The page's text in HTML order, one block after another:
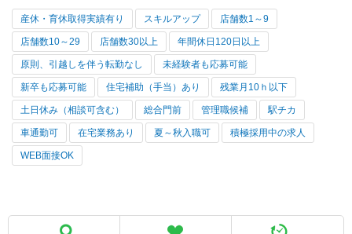
産休・育休取得実績有り スキルアップ 店舗数1～9
店舗数10～29 店舗数30以上 年間休日120日以上
原則、引越しを伴う転勤なし 未経験者も応募可能
新卒も応募可能 住宅補助（手当）あり 残業月10ｈ以下
土日休み（相談可含む） 総合門前 管理職候補 駅チカ
車通勤可 在宅業務あり 夏～秋入職可 積極採用中の求人
WEB面接OK